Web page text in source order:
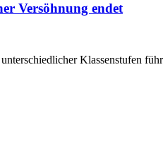
Versöhnung endet
Klassenstufen